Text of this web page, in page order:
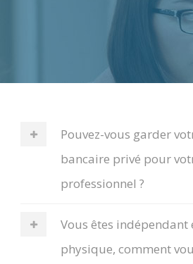
Pouvez-vous garder
bancaire privé pour
professionnel ?
Vous êtes indépendant
physique, comment